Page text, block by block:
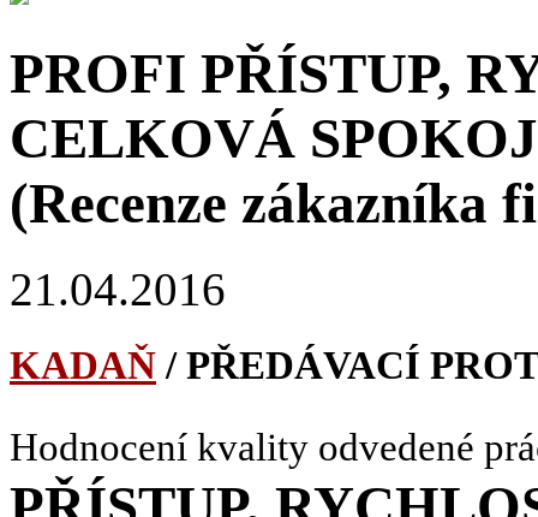
PROFI PŘÍSTUP,
CELKOVÁ
(Recenze zákazníka
21.04.2016
KADAŇ / PŘEDÁVACÍ
Hodnocení kvality odvedené